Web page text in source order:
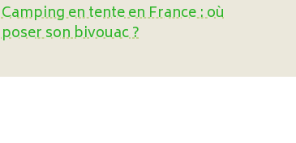
Camping en tente en France : où
poser son bivouac ?